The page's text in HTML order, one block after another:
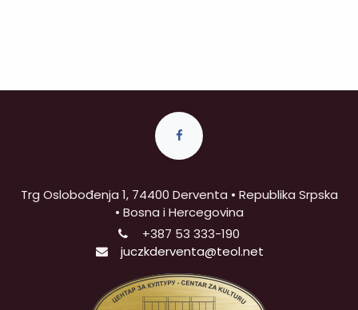
Trg Oslobođenja 1, 74400 Derventa • Republika Srpska
• Bosna i Hercegovina
+387 53 333-190
juczkderventa@teol.net